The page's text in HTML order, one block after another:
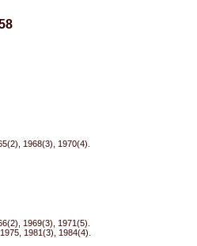
1968(3), 1970(4).
1969(3), 1971(5).
1981(3), 1984(4).